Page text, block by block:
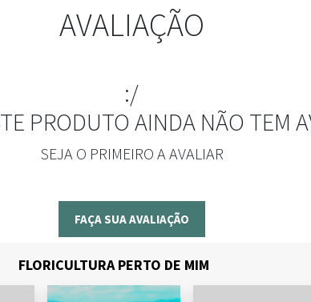
AVALIAÇÃO
:/
PRODUTO AINDA NÃO TEM
SEJA O PRIMEIRO A AVALIAR
FAÇA SUA AVALIAÇÃO
FLORICULTURA PERTO DE MIM